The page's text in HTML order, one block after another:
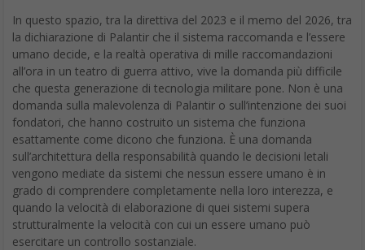
In questo spazio, tra la direttiva del 2023 e il memo del 2026, tra
la dichiarazione di Palantir che il sistema raccomanda e l’essere
umano decide, e la realtà operativa di mille raccomandazioni
all’ora in un teatro di guerra attivo, vive la domanda più difficile
che questa generazione di tecnologia militare pone. Non è una
domanda sulla malevolenza di Palantir o sull’intenzione dei suoi
fondatori, che hanno costruito un sistema che funziona
esattamente come dicono che funziona. È una domanda
sull’architettura della responsabilità quando le decisioni letali
vengono mediate da sistemi che nessun essere umano è in
grado di comprendere completamente nella loro interezza, e
quando la velocità di elaborazione di quei sistemi supera
strutturalmente la velocità con cui un essere umano può
esercitare un controllo sostanziale.